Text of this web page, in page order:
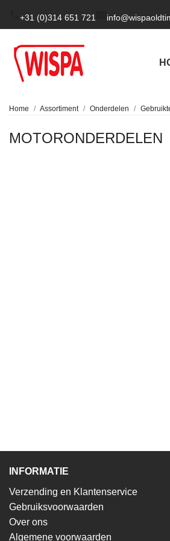
+31 (0)314 651 721
Home Assortiment Onderdelen
MOTORONDERDELEN
INFORMATIE
Verzending en Klantenservice
Gebruiksvoorwaarden
Over ons
Algemene voorwaarden